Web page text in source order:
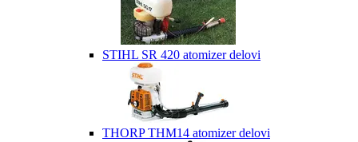
STIHL SR 420 atomizer delovi
THORP THM14 atomizer delovi